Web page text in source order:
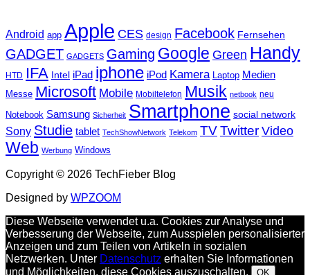
Android app Apple CES design Facebook Fernsehen
GADGET GADGETS Gaming Google Green Handy
HTD IFA Intel iPad iphone iPod Kamera Laptop Medien
Messe Microsoft Mobile Mobiltelefon Musik netbook neu
Notebook Samsung Sicherheit Smartphone social network
Sony Studie tablet TechShowNetwork Telekom TVTwitter Video
Web Werbung Windows
Copyright © 2026 TechFieber Blog
Designed by WPZOOM
Diese Webseite verwendet u.a. Cookies zur Analyse und
Verbesserung der Webseite, zum Ausspielen personalisierter
Anzeigen und zum Teilen von Artikeln in sozialen
Netzwerken. Unter Datenschutz erhalten Sie Informationen
und Möglichkeiten, diese Cookies auszuschalten.
OK